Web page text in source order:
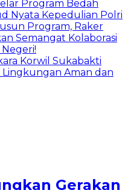
Program Bedah
Nyata Kepedulian Polri
Program, Raker
Semangat Kolaborasi
Korwil Sukabakti
Lingkungan Aman dan
Gerakan